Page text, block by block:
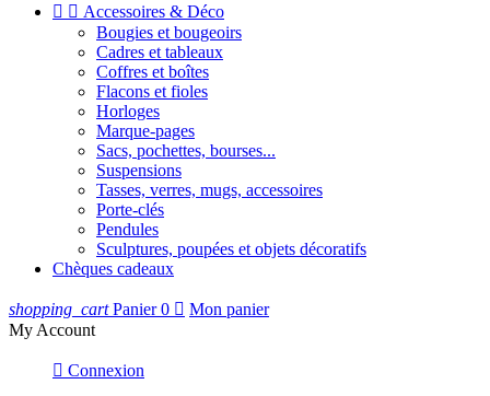
  Accessoires & Déco
Bougies et bougeoirs
Cadres et tableaux
Coffres et boîtes
Flacons et fioles
Horloges
Marque-pages
Sacs, pochettes, bourses...
Suspensions
Tasses, verres, mugs, accessoires
Porte-clés
Pendules
Sculptures, poupées et objets décoratifs
Chèques cadeaux
shopping_cart Panier 0  Mon panier
My Account
 Connexion